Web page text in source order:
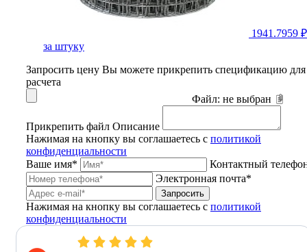
1941.7959 ₽
за штуку
Запросить цену Вы можете прикрепить спецификацию для
расчета
Файл: не выбран
Прикрепить файл Описание
Нажимая на кнопку вы соглашаетесь с политикой
конфиденциальности
Ваше имя*
Контактный
Электронная почта*
Запросить
Нажимая на кнопку вы соглашаетесь с политикой
конфиденциальности